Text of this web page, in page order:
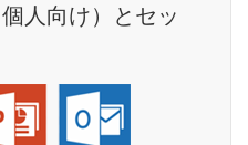
人向け）とセッ